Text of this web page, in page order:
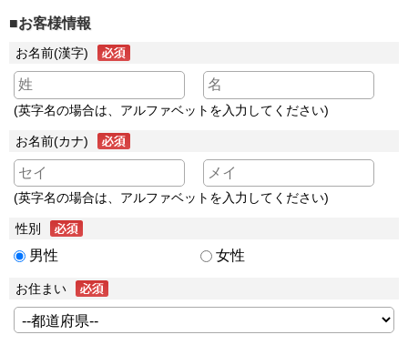
■お客様情報
お名前(漢字)
(英字名の場合は、アルファベットを入力してください)
お名前(カナ)
(英字名の場合は、アルファベットを入力してください)
性別
男性 女性
お住まい